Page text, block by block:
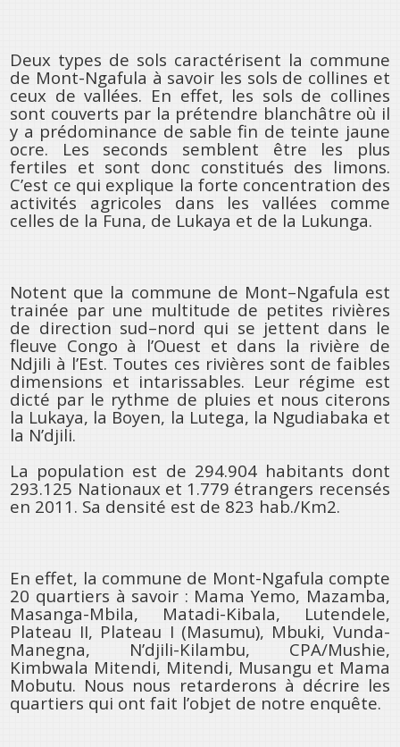
Deux types de sols caractérisent la commune
de Mont-Ngafula à savoir les sols de collines et
ceux de vallées. En effet, les sols de collines
sont couverts par la prétendre blanchâtre où il
y a prédominance de sable fin de teinte jaune
ocre. Les seconds semblent être les plus
fertiles et sont donc constitués des limons.
C’est ce qui explique la forte concentration des
activités agricoles dans les vallées comme
celles de la Funa, de Lukaya et de la Lukunga.
Notent que la commune de Mont–Ngafula est
trainée par une multitude de petites rivières
de direction sud–nord qui se jettent dans le
fleuve Congo à l’Ouest et dans la rivière de
Ndjili à l’Est. Toutes ces rivières sont de faibles
dimensions et intarissables. Leur régime est
dicté par le rythme de pluies et nous citerons
la Lukaya, la Boyen, la Lutega, la Ngudiabaka et
la N’djili.
La population est de 294.904 habitants dont
293.125 Nationaux et 1.779 étrangers recensés
en 2011. Sa densité est de 823 hab./Km2.
En effet, la commune de Mont-Ngafula compte
20 quartiers à savoir : Mama Yemo, Mazamba,
Masanga-Mbila, Matadi-Kibala, Lutendele,
Plateau II, Plateau I (Masumu), Mbuki, Vunda-
Manegna, N’djili-Kilambu, CPA/Mushie,
Kimbwala Mitendi, Mitendi, Musangu et Mama
Mobutu. Nous nous retarderons à décrire les
quartiers qui ont fait l’objet de notre enquête.